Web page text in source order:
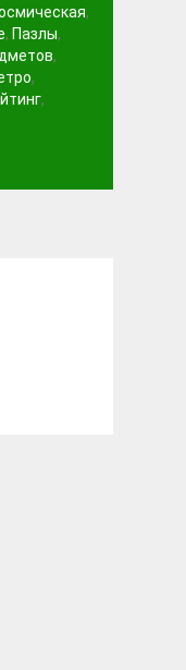
,
, Пазлы,
,
,
,